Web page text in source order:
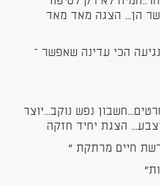
הן... הצגה מאד מאד
הכי עדינה שאפשר –
נפש נוקב...יוצר
הצגת יחיד חזקה
חיים מרתקת "